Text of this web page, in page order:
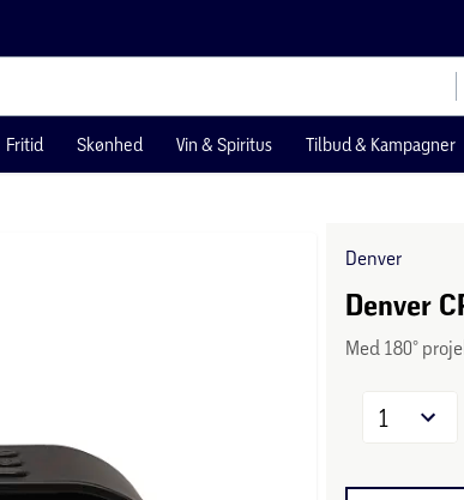
Fritid Skønhed Vin & Spiritus Tilbud & Kampagner
Denver
Denver
Med 180°
1